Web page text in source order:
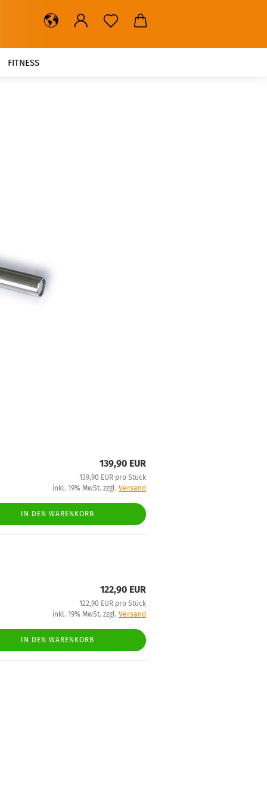
FITNESS
139,90 EUR
139,90 EUR pro Stück
inkl. 19% MwSt. zzgl. Versand
IN DEN WARENKORB
122,90 EUR
122,90 EUR pro Stück
inkl. 19% MwSt. zzgl. Versand
IN DEN WARENKORB